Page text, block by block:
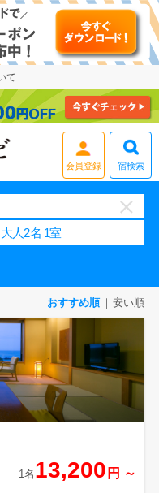
て
宿検索
大人2名 1室
おすすめ順 安い順
1名 13,200 円 ～